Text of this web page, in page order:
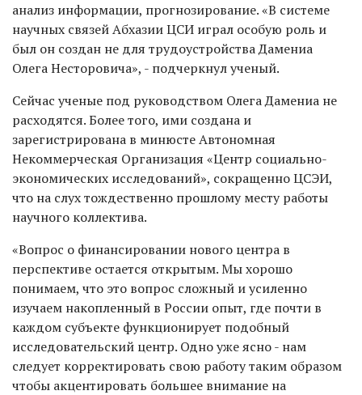
анализ информации, прогнозирование. «В системе
научных связей Абхазии ЦСИ играл особую роль и
был он создан не для трудоустройства Дамениа
Олега Несторовича», - подчеркнул ученый.
Сейчас ученые под руководством Олега Дамениа не
расходятся. Более того, ими создана и
зарегистрирована в минюсте Автономная
Некоммерческая Организация «Центр социально-
экономических исследований», сокращенно ЦСЭИ,
что на слух тождественно прошлому месту работы
научного коллектива.
«Вопрос о финансировании нового центра в
перспективе остается открытым. Мы хорошо
понимаем, что это вопрос сложный и усиленно
изучаем накопленный в России опыт, где почти в
каждом субъекте функционирует подобный
исследовательский центр. Одно уже ясно - нам
следует корректировать свою работу таким образом
чтобы акцентировать большее внимание на